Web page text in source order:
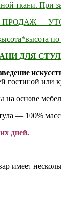
ткани. При
ПРОДАЖ —
ДЛЯ
гостиной или
на основе
— 100%
дней.
имеет